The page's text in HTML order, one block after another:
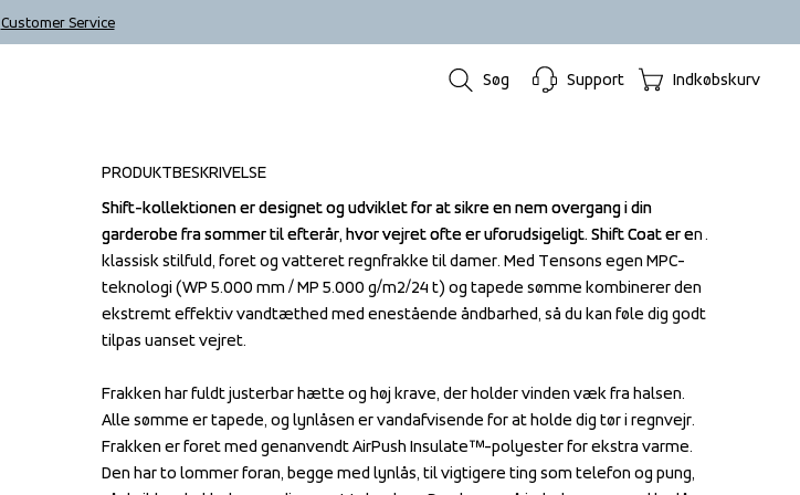
Customer Service
Søg Support Indkøbskurv
PRODUKTBESKRIVELSE
Shift-kollektionen er designet og udviklet for at sikre en nem overgang i din
garderobe fra sommer til efterår, hvor vejret ofte er uforudsigeligt. Shift Coat er en
klassisk stilfuld, foret og vatteret regnfrakke til damer. Med Tensons egen MPC-
teknologi (WP 5.000 mm / MP 5.000 g/m2/24 t) og tapede sømme kombinerer den
ekstremt effektiv vandtæthed med enestående åndbarhed, så du kan føle dig godt
tilpas uanset vejret.
Frakken har fuldt justerbar hætte og høj krave, der holder vinden væk fra halsen.
Alle sømme er tapede, og lynlåsen er vandafvisende for at holde dig tør i regnvejr.
Frakken er foret med genanvendt AirPush Insulate™-polyester for ekstra varme.
Den har to lommer foran, begge med lynlås, til vigtigere ting som telefon og pung,
Shift-kollektionen er designet og udviklet for at sikre en nem overgang i din
garderobe fra sommer til efterår, hvor vejret ofte er uforudsigeligt. Shift Coat er en
klassisk stilfuld, foret og vatteret regnfrakke til damer. Med Tensons egen MPC-
teknologi (WP 5.000 mm / MP 5.000 g/m2/24 t) og tapede sømme kombinerer den
ekstremt effektiv vandtæthed med enestående åndbarhed, så du kan føle dig godt
tilpas uanset vejret.
Frakken har fuldt justerbar hætte og høj krave, der holder vinden væk fra halsen.
Alle sømme er tapede, og lynlåsen er vandafvisende for at holde dig tør i regnvejr.
Frakken er foret med genanvendt AirPush Insulate™-polyester for ekstra varme.
Den har to lommer foran, begge med lynlås, til vigtigere ting som telefon og pung,